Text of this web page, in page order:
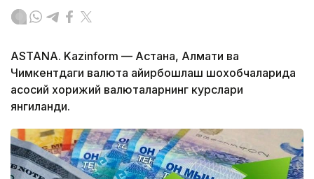
ASTANA. Kazinform — Астана, Алмати ва
Чимкентдаги валюта айирбошлаш шохобчаларида
асосий хорижий валюталарнинг курслари
янгиланди.